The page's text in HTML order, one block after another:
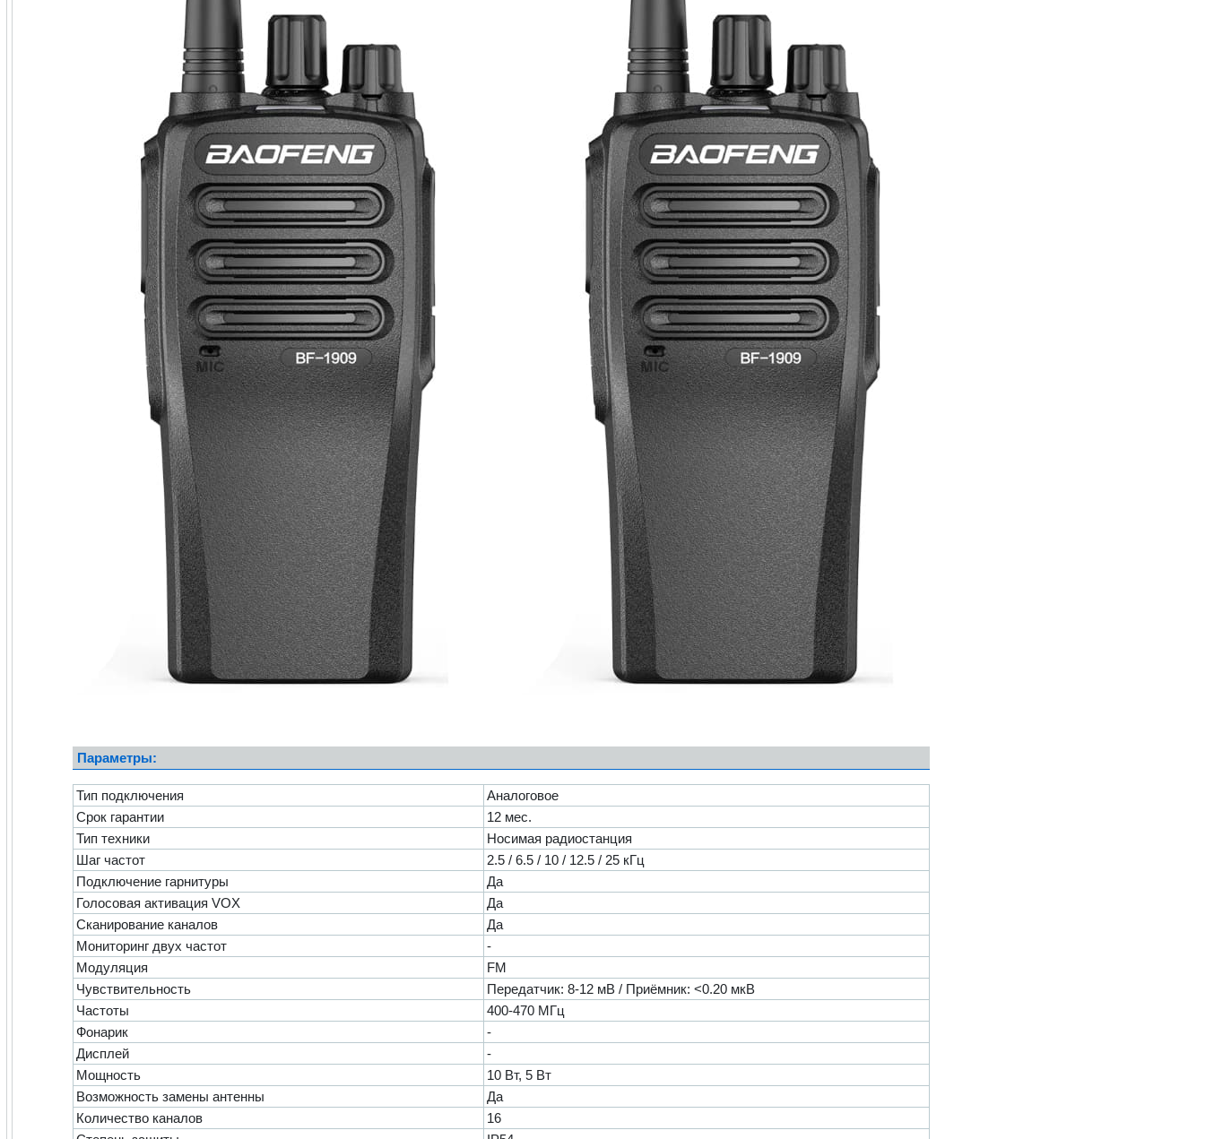
Параметры:
Тип подключения
Аналоговое
Срок гарантии
12 мес.
Тип техники
Носимая радиостанция
Шаг частот
2.5 / 6.5 / 10 / 12.5 / 25 кГц
Подключение гарнитуры
Да
Голосовая активация VOX
Да
Сканирование каналов
Да
Мониторинг двух частот
-
Модуляция
FM
Чувствительность
Передатчик: 8-12 мВ / Приёмник: <0.20 мкВ
Частоты
400-470 МГц
Фонарик
-
Дисплей
-
Мощность
10 Вт, 5 Вт
Возможность замены антенны
Да
Количество каналов
16